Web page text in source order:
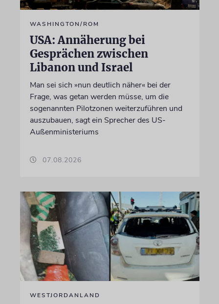
WASHINGTON/ROM
USA: Annäherung bei
Gesprächen zwischen
Libanon und Israel
Man sei sich »nun deutlich näher« bei der
Frage, was getan werden müsse, um die
sogenannten Pilotzonen weiterzuführen und
auszubauen, sagt ein Sprecher des US-
Außenministeriums
07.08.2026
WESTJORDANLAND